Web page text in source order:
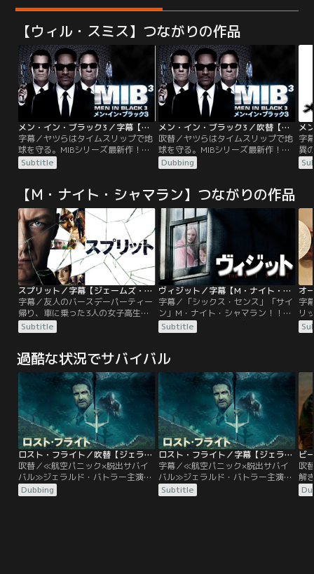
【ウィル・スミス】つながりの作品
メン・イン・ブラック3／字幕【ウィル・スミス×トミー・リー・ジョーンズ】
字幕／ヤツらはタイムスリップで地
球を守る。MIBシリーズ最新作！エ
ージェント“J”と“K”のコンビは日
夜、エイリアンたちを監視、取締り
探すJに上司は、「Kは40年前に亡
くなった」と…。
Subtitle
メン・イン・ブラック3／吹替【ウィル・スミス×トミー・リー・ジョーンズ】
吹替／ヤツらはタイムスリップで地
球を守る。MIBシリーズ最新作！エ
ージェント“J”と“K”のコンビは日
夜、エイリアンたちを監視、取締り
探すJに上司は、「Kは40年前に亡
くなった」と……。
Dubbing
字
異
ト
い
郵
の2
【M・ナイト・シャマラン】つながりの作品
スプリット／字幕【ジェームズ・マカヴォイ主演】【M・ナイト・シャマラン監督】
字幕／友人のバースデーパーティー
帰り、車に乗った3人の女子高生。
見知らぬ男が乗り込んできて、3人
は眠らされ拉致監禁される。目を覚
後、信じがたい事実を知る。ドアを
開けて入ってきた男はさっきとは違
う異様な雰囲気で、姿を現す度に異
なる人物に変わっていた--なんと彼
には23もの人格が宿っていたのだ！
Subtitle
ヴィジット／字幕【M・ナイト・シャマラン監督】
字幕／「シックス・センス」「サイ
ン」M・ナイト・シャマラン！！あ
なたは絶対に、“その約束”を破るこ
とになる…。登場人物にはほぼ無名
開さえも予測できないストーリー、
界観、あらゆるところに張り巡らさ
れた伏線の数々…。あなたはシャマ
ラン史上最大の驚きが待つ「結末」
を知る覚悟があるか…！？
Subtitle
オ
字
リ
が
の
理
子
過酷な状況でサバイバル
ロスト・フライト／吹替【ジェラルド・バトラー主演】
吹替／≪航空パニック×脱出サバイ
バル≫ジェラルド・バトラー主演！
ハイブリッド・サバイバルアクショ
ン東京を経由しシンガポールからホ
Dubbing
ロスト・フライト／字幕【ジェラルド・バトラー主演】
字幕／≪航空パニック×脱出サバイ
バル≫ジェラルド・バトラー主演！
ハイブリッド・サバイバルアクショ
ン東京を経由しシンガポールからホ
Subtitle
ビ
吹
解
ジ
を